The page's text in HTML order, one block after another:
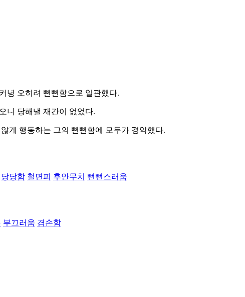
녕 오히려 뻔뻔함으로 일관했다.
니 당해낼 재간이 없었다.
게 행동하는 그의 뻔뻔함에 모두가 경악했다.
당당함 철면피 후안무치 뻔뻔스러움
부끄러움 겸손함